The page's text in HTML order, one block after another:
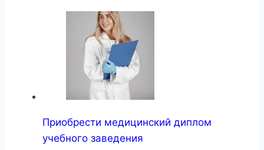
Приобрести медицинский диплом
учебного заведения